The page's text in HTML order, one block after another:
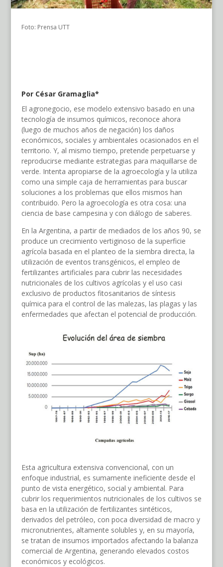
Foto: Prensa UTT
Por César Gramaglia*
El agronegocio, ese modelo extensivo basado en una
tecnología de insumos químicos, reconoce ahora
(luego de muchos años de negación) los daños
económicos, sociales y ambientales ocasionados en el
territorio. Y, al mismo tiempo, pretende perpetuarse y
reproducirse mediante estrategias para maquillarse de
verde. Intenta apropiarse de la agroecología y la utiliza
como una simple caja de herramientas para buscar
soluciones a los problemas que ellos mismos han
contribuido. Pero la agroecología es otra cosa: una
ciencia de base campesina y con diálogo de saberes.
En la Argentina, a partir de mediados de los años 90, se
produce un crecimiento vertiginoso de la superficie
agrícola basada en el planteo de la siembra directa, la
utilización de eventos transgénicos, el empleo de
fertilizantes artificiales para cubrir las necesidades
nutricionales de los cultivos agrícolas y el uso casi
exclusivo de productos fitosanitarios de síntesis
química para el control de las malezas, las plagas y las
enfermedades que afectan el potencial de producción.
Esta agricultura extensiva convencional, con un
enfoque industrial, es sumamente ineficiente desde el
punto de vista energético, social y ambiental. Para
cubrir los requerimientos nutricionales de los cultivos se
basa en la utilización de fertilizantes sintéticos,
derivados del petróleo, con poca diversidad de macro y
micronutrientes, altamente solubles y, en su mayoría,
se tratan de insumos importados afectando la balanza
comercial de Argentina, generando elevados costos
económicos y ecológicos.